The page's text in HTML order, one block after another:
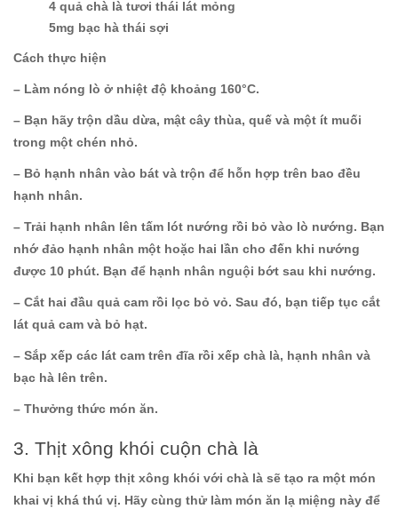
4 quả chà là tươi thái lát mỏng
5mg bạc hà thái sợi
Cách thực hiện
– Làm nóng lò ở nhiệt độ khoảng 160°C.
– Bạn hãy trộn dầu dừa, mật cây thùa, quế và một ít muối
trong một chén nhỏ.
– Bỏ hạnh nhân vào bát và trộn để hỗn hợp trên bao đều
hạnh nhân.
– Trải hạnh nhân lên tấm lót nướng rồi bỏ vào lò nướng. Bạn
nhớ đảo hạnh nhân một hoặc hai lần cho đến khi nướng
được 10 phút. Bạn để hạnh nhân nguội bớt sau khi nướng.
– Cắt hai đầu quả cam rồi lọc bỏ vỏ. Sau đó, bạn tiếp tục cắt
lát quả cam và bỏ hạt.
– Sắp xếp các lát cam trên đĩa rồi xếp chà là, hạnh nhân và
bạc hà lên trên.
– Thưởng thức món ăn.
3. Thịt xông khói cuộn chà là
Khi bạn kết hợp thịt xông khói với chà là sẽ tạo ra một món
khai vị khá thú vị. Hãy cùng thử làm món ăn lạ miệng này để